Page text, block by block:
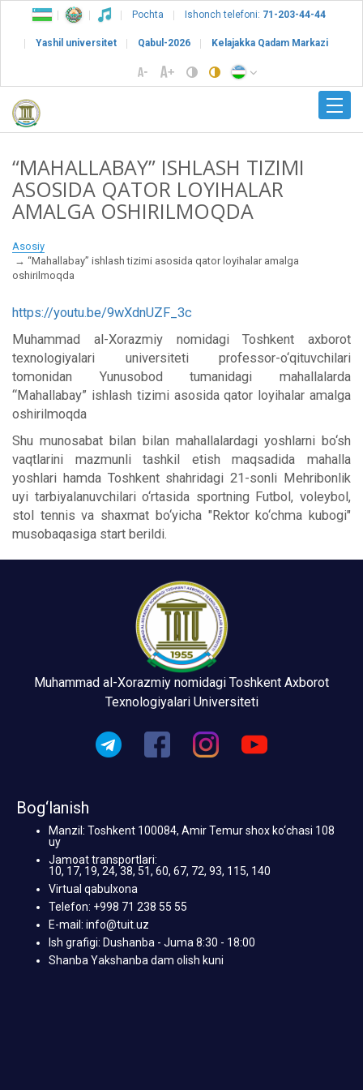
Pochta Ishonch telefoni: 71-203-44-44
Yashil universitet Qabul-2026 Kelajakka Qadam Markazi
“MAHALLABAY” ISHLASH TIZIMI
ASOSIDA QATOR LOYIHALAR
AMALGA OSHIRILMOQDA
Asosiy
“Mahallabay” ishlash tizimi asosida qator loyihalar amalga
oshirilmoqda
https://youtu.be/9wXdnUZF_3c
Muhammad al-Xorazmiy nomidagi Toshkent axborot
texnologiyalari universiteti professor-o‘qituvchilari
tomonidan Yunusobod tumanidagi mahallalarda
“Mahallabay” ishlash tizimi asosida qator loyihalar amalga
oshirilmoqda
Shu munosabat bilan bilan mahallalardagi yoshlarni bo‘sh
vaqtlarini mazmunli tashkil etish maqsadida mahalla
yoshlari hamda Toshkent shahridagi 21-sonli Mehribonlik
uyi tarbiyalanuvchilari o‘rtasida sportning Futbol, voleybol,
stol tennis va shaxmat bo‘yicha "Rektor ko‘chma kubogi"
musobaqasiga start berildi.
Muhammad al-Xorazmiy nomidagi Toshkent Axborot
Texnologiyalari Universiteti
Bog‘lanish
Manzil: Toshkent 100084, Amir Temur shox ko‘chasi 108
uy
Jamoat transportlari:
10, 17, 19, 24, 38, 51, 60, 67, 72, 93, 115, 140
Virtual qabulxona
Telefon: +998 71 238 55 55
E-mail: info@tuit.uz
Ish grafigi: Dushanba - Juma 8:30 - 18:00
Shanba Yakshanba dam olish kuni